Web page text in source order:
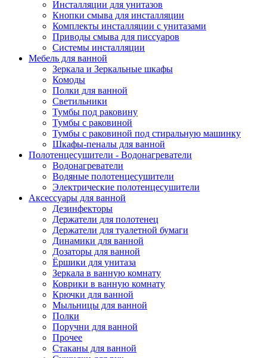
Инсталляции для унитазов
Кнопки смыва для инсталляции
Комплекты инсталляции с унитазами
Приводы смыва для писсуаров
Системы инсталляции
Мебель для ванной
Зеркала и Зеркальные шкафы
Комоды
Полки для ванной
Светильники
Тумбы под раковину
Тумбы с раковиной
Тумбы с раковиной под стиральную машинку
Шкафы-пеналы для ванной
Полотенцесушители - Водонагреватели
Водонагреватели
Водяные полотенцесушители
Электрические полотенцесушители
Аксессуары для ванной
Дезинфекторы
Держатели для полотенец
Держатели для туалетной бумаги
Динамики для ванной
Дозаторы для ванной
Ёршики для унитаза
Зеркала в ванную комнату
Коврики в ванную комнату
Крючки для ванной
Мыльницы для ванной
Полки
Поручни для ванной
Прочее
Стаканы для ванной